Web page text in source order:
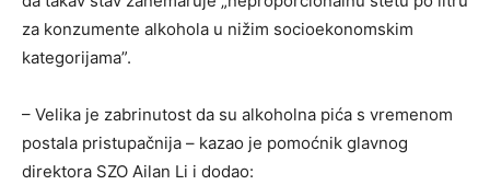
za konzumente alkohola u nižim socioekonomskim
kategorijama”.
– Velika je zabrinutost da su alkoholna pića s vremenom
postala pristupačnija – kazao je pomoćnik glavnog
direktora SZO Ailan Li i dodao: